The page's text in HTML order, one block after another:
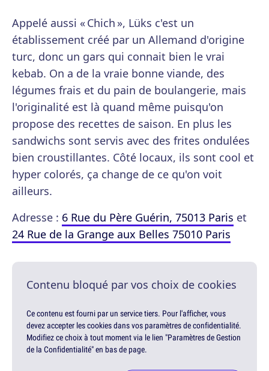
Appelé aussi « Chich », Lüks c'est un
établissement créé par un Allemand d'origine
turc, donc un gars qui connait bien le vrai
kebab. On a de la vraie bonne viande, des
légumes frais et du pain de boulangerie, mais
l'originalité est là quand même puisqu'on
propose des recettes de saison. En plus les
sandwichs sont servis avec des frites ondulées
bien croustillantes. Côté locaux, ils sont cool et
hyper colorés, ça change de ce qu'on voit
ailleurs.
Adresse : 6 Rue du Père Guérin, 75013 Paris et
24 Rue de la Grange aux Belles 75010 Paris
Contenu bloqué par vos choix de cookies
Ce contenu est fourni par un service tiers. Pour l'afficher, vous
devez accepter les cookies dans vos paramètres de confidentialité.
Modifiez ce choix à tout moment via le lien "Paramètres de Gestion
de la Confidentialité" en bas de page.